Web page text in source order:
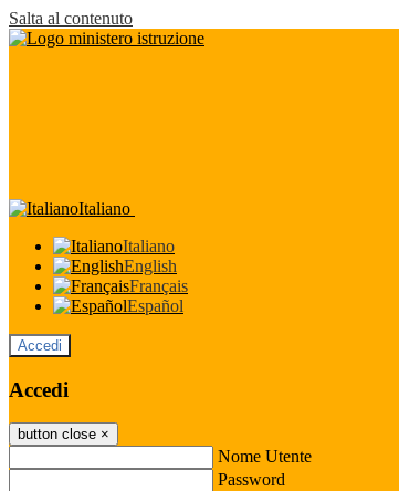
Salta al contenuto
Italiano
Italiano
English
Français
Español
Accedi
Accedi
button close ×
Nome Utente
Password